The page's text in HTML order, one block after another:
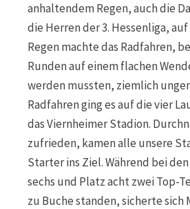
anhaltendem Regen, auch die
die Herren der 3. Hessenliga,
Regen machte das Radfahren,
Runden auf einem flachen
werden mussten, ziemlich
Radfahren ging es auf die vier
das Viernheimer Stadion.
zufrieden, kamen alle unsere
Starter ins Ziel. Während bei
sechs und Platz acht zwei Top-
zu Buche standen, sicherte sich